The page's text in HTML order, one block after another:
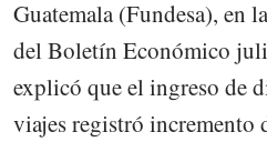
Guatemala (Fundesa), en
del Boletín Económico
explicó que el ingreso de
viajes registró incremento